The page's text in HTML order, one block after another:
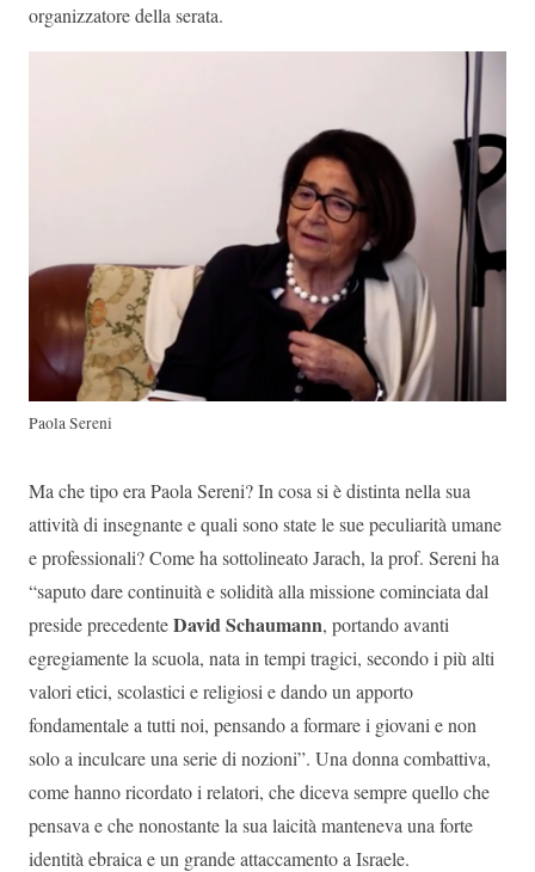
organizzatore della serata.
Paola Sereni
Ma che tipo era Paola Sereni? In cosa si è distinta nella sua
attività di insegnante e quali sono state le sue peculiarità umane
e professionali? Come ha sottolineato Jarach, la prof. Sereni ha
“saputo dare continuità e solidità alla missione cominciata dal
preside precedenteDavid Schaumann, portando avanti
egregiamente la scuola, nata in tempi tragici, secondo i più alti
valori etici, scolastici e religiosi e dando un apporto
fondamentale a tutti noi, pensando a formare i giovani e non
solo a inculcare una serie di nozioni”. Una donna combattiva,
come hanno ricordato i relatori, che diceva sempre quello che
pensava e che nonostante la sua laicità manteneva una forte
identità ebraica e un grande attaccamento a Israele.